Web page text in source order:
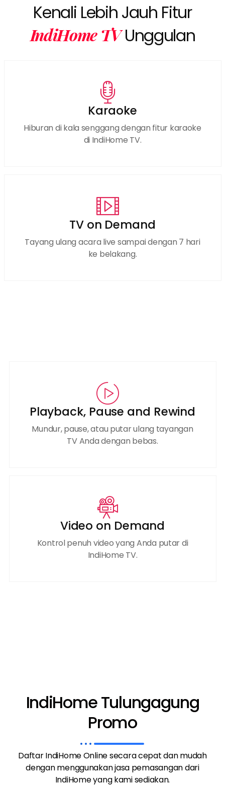
Kenali Lebih Jauh Fitur
IndiHome TVUnggulan
Karaoke
Hiburan di kala senggang dengan fitur karaoke
di IndiHome TV.
TV on Demand
Tayang ulang acara live sampai dengan 7 hari
ke belakang.
Playback, Pause and Rewind
Mundur, pause, atau putar ulang tayangan
TV Anda dengan bebas.
Video on Demand
Kontrol penuh video yang Anda putar di
IndiHome TV.
IndiHome Tulungagung
Promo
Daftar IndiHome Online secara cepat dan mudah
dengan menggunakan jasa pemasangan dari
IndiHome yang kami sediakan.